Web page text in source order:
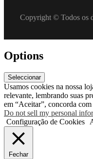
Copyright © Todos os
Options
Seleccionar
Usamos cookies na nossa
relevante, lembrando suas
em “Aceitar”, concorda
Do not sell my personal
Configuração de Cookies
Fechar